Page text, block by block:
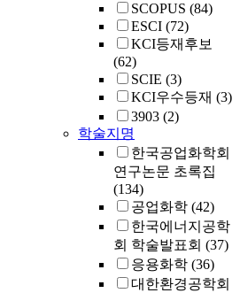
SCOPUS (84)
ESCI (72)
KCI등재후보
(62)
SCIE (3)
KCI우수등재 (3)
3903 (2)
학술지명
한국공업화학회
연구논문 초록집
(134)
공업화학 (42)
한국에너지공학
회 학술발표회 (37)
응용화학 (36)
대한환경공학회